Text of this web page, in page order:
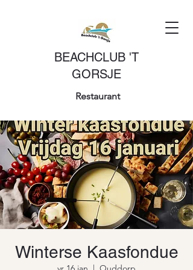
BEACHCLUB 'T
GORSJE
Restaurant
Winterse Kaasfondue